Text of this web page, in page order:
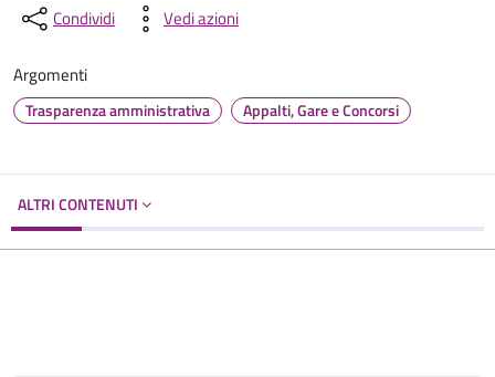
Condividi Vedi azioni
Argomenti
Trasparenza amministrativa Appalti, Gare e Concorsi
ALTRI CONTENUTI